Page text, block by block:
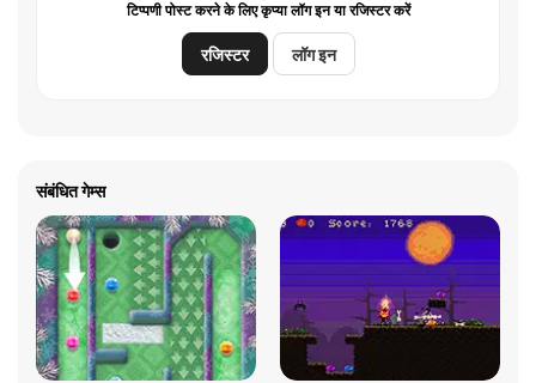
टिप्पणी पोस्ट करने के लिए कृप्या लॉग इन या रजिस्टर करें
रजिस्टर लॉग इन
संबंधित गेम्स